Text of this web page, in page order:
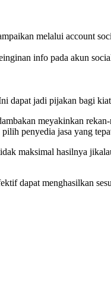
melalui account
info pada akun
dapat jadi pijakan bagi
meyakinkan
penyedia jasa yang
maksimal hasilnya
dapat menghasilkan